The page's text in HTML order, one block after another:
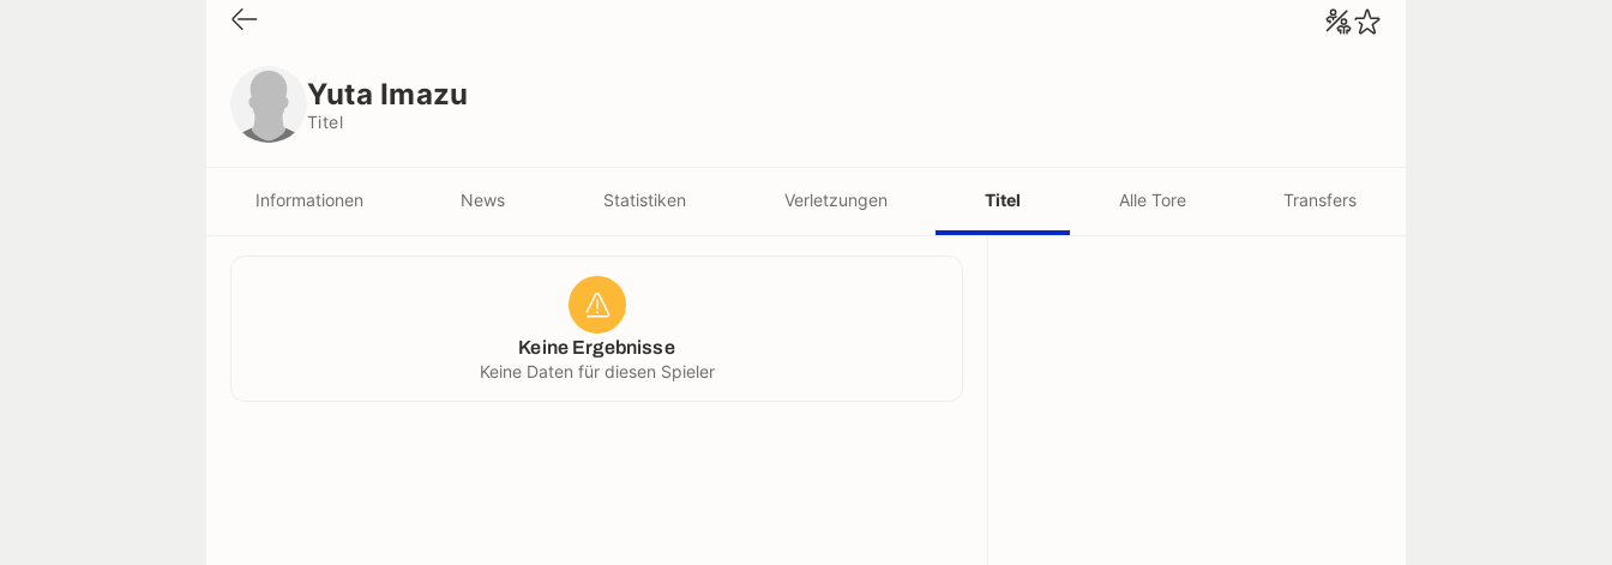
Yuta Imazu
Titel
Informationen News Statistiken Verletzungen Titel Alle Tore Transfers
Keine Ergebnisse
Keine Daten für diesen Spieler